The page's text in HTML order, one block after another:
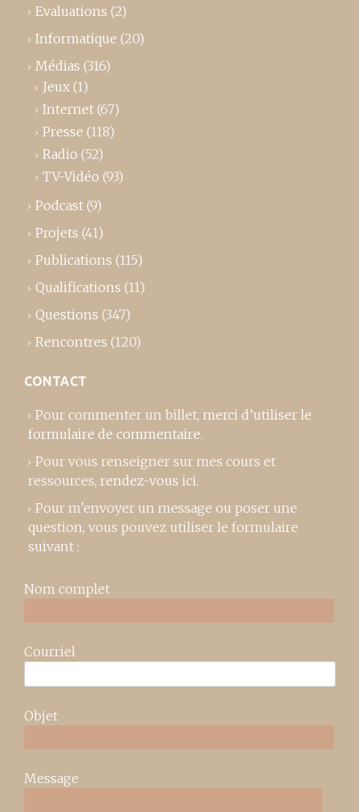
Evaluations (2)
Informatique (20)
Médias (316)
Jeux (1)
Internet (67)
Presse (118)
Radio (52)
TV-Vidéo (93)
Podcast (9)
Projets (41)
Publications (115)
Qualifications (11)
Questions (347)
Rencontres (120)
CONTACT
Pour commenter un billet, merci d’utiliser le
formulaire de commentaire.
Pour vous renseigner sur mes cours et
ressources, rendez-vous ici.
Pour m’envoyer un message ou poser une
question, vous pouvez utiliser le formulaire
suivant :
Nom complet
Courriel
Objet
Message